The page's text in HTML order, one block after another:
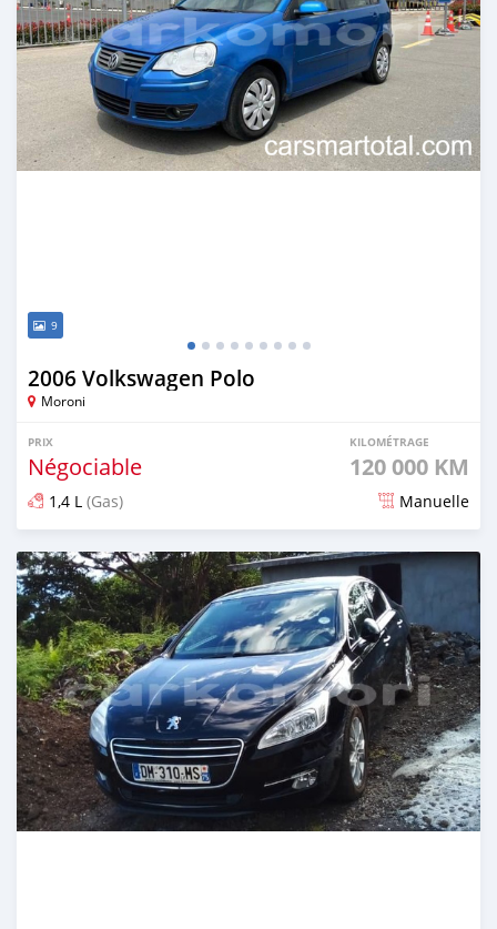
9
2006 Volkswagen Polo
Moroni
PRIX
Négociable
KILOMÉTRAGE
120 000 KM
1,4 L (Gas) Manuelle
Publié il y a environ 4 ans